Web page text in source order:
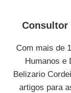
Consultor
Com mais de
Humanos e
Belizario
artigos para